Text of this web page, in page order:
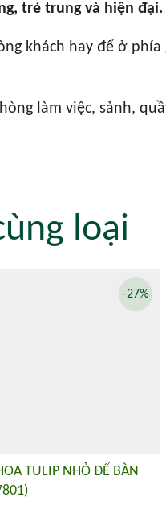
trẻ trung và hiện đại.
khách hay để ở
làm việc, sảnh,
loại
TULIP NHỎ ĐỂ BÀN
-27%